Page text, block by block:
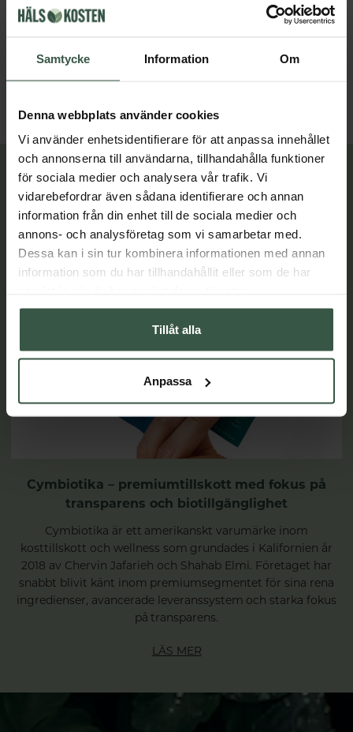
Samtycke Information Om
Denna webbplats använder cookies
Vi använder enhetsidentifierare för att anpassa innehållet
och annonserna till användarna, tillhandahålla funktioner
för sociala medier och analysera vår trafik. Vi
vidarebefordrar även sådana identifierare och annan
information från din enhet till de sociala medier och
annons- och analysföretag som vi samarbetar med.
Dessa kan i sin tur kombinera informationen med annan
information som du har tillhandahållit eller som de har
Tillåt alla
Anpassa
398 kr
Testobalans Ekonomipack
498 kr 598 kr
Lär dig mer
Cymbiotika – premiumtillskott med fokus på
transparens och biotillgänglighet
Cymbiotika är ett amerikanskt varumärke inom
kosttillskott och wellness som grundades i Kalifornien år
2018 av Chervin Jafarieh och Shahab Elmi. Företaget har
snabbt blivit känt inom premiumsegmentet för sina rena
ingredienser, avancerade leveranssystem och starka fokus
på transparens.
LÄS MER